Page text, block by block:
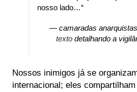
nosso lado…“
— camaradas
texto detalhando a
Nossos inimigos já se
internacional; eles